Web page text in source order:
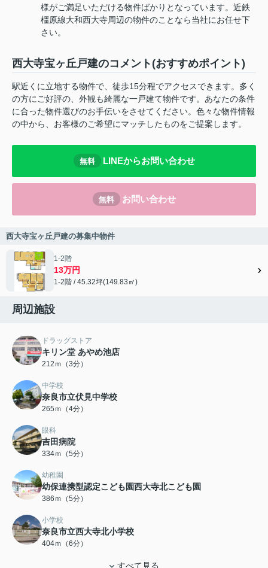
様がご満足いただける物件ばかりとなっています。近鉄
橿原線大和西大寺周辺の物件のことなら当社にお任せ下
さい。
西大寺宝ヶ丘戸建のコメント(おすすめポイント)
駅近くに立地する物件で、徒歩15分程でアクセスできます。多く
の方にご好評の、外観も綺麗な一戸建て物件です。あなたの条件
に合った物件選びのお手伝いをさせてください。色々な物件情報
の中から、お客様のご希望にマッチしたものをご提案します。
無料 LINEからお問い合わせ
無料 お問い合わせ
西大寺宝ヶ丘戸建の募集中物件
1-2階
13万円
1-2階 / 45.32坪(149.83㎡)
周辺施設
ドラッグストア
キリン堂 あやめ池店
212ｍ（3分）
中学校
奈良市立伏見中学校
265ｍ（4分）
眼科
吉田病院
334ｍ（5分）
幼稚園
幼保連携型認定こども園西大寺北こども園
386ｍ（5分）
小学校
奈良市立西大寺北小学校
404ｍ（6分）
すべて見る